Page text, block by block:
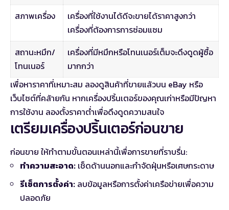
สภาพเครื่อง
เครื่องที่ใช้งานได้ดีจะขายได้ราคาสูงกว่า
เครื่องที่ต้องการการซ่อมแซม
สถานะหมึก/
โทนเนอร์
เครื่องที่มีหมึกหรือโทนเนอร์เต็มจะดึงดูดผู้ซื้อ
มากกว่า
เพื่อหาราคาที่เหมาะสม ลองดูสินค้าที่ขายแล้วบน eBay หรือ
เว็บไซต์ที่คล้ายกัน หากเครื่องปริ้นเตอร์ของคุณเก่าหรือมีปัญหา
การใช้งาน ลองตั้งราคาต่ำเพื่อดึงดูดความสนใจ
เตรียมเครื่องปริ้นเตอร์ก่อนขาย
ก่อนขาย ให้ทำตามขั้นตอนเหล่านี้เพื่อการขายที่ราบรื่น:
ทำความสะอาด: เช็ดด้านนอกและกำจัดฝุ่นหรือเศษกระดาษ
รีเซ็ตการตั้งค่า: ลบข้อมูลหรือการตั้งค่าเครือข่ายเพื่อความ
ปลอดภัย